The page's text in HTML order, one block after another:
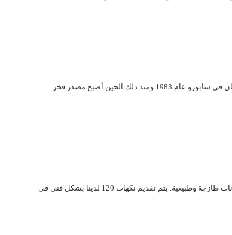
يتم تقديم نكهات 120 لدينا بشكل فني في